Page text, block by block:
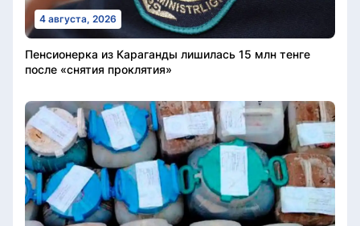
4 августа, 2026
Пенсионерка из Караганды лишилась 15 млн тенге
после «снятия проклятия»